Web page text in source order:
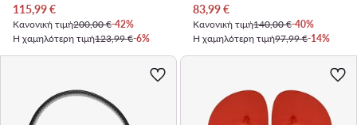
Τρέχουσα τιμή
115,99€
Κανονική τιμή200,00 €-42%
Η χαμηλότερη τιμή123,99 €-6%
Τρέχουσα τιμή
83,99€
Κανονική τιμή140,00 €-40%
Η χαμηλότερη τιμή97,99 €-14%